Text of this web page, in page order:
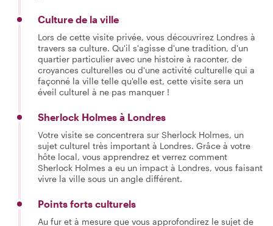
Culture de la ville
Lors de cette visite privée, vous découvrirez Londres à
travers sa culture. Qu'il s'agisse d'une tradition, d'un
quartier particulier avec une histoire à raconter, de
croyances culturelles ou d'une activité culturelle qui a
façonné la ville telle qu'elle est, cette visite sera un
éveil culturel à ne pas manquer !
Sherlock Holmes à Londres
Votre visite se concentrera sur Sherlock Holmes, un
sujet culturel très important à Londres. Grâce à votre
hôte local, vous apprendrez et verrez comment
Sherlock Holmes a eu un impact à Londres, vous faisant
vivre la ville sous un angle différent.
Points forts culturels
Au fur et à mesure que vous approfondirez le sujet de